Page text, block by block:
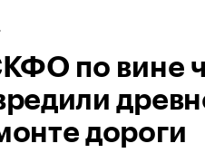
по вине
дороги